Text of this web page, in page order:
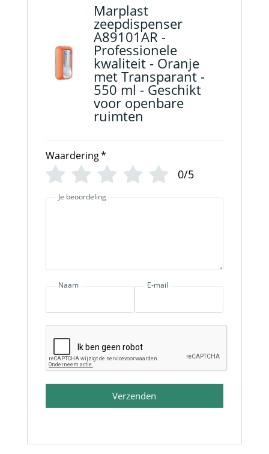
Marplast
zeepdispenser
A89101AR -
Professionele
kwaliteit - Oranje
met Transparant -
550 ml - Geschikt
voor openbare
ruimten
Waardering*
0/5
Je beoordeling
Naam E-mail
Verzenden